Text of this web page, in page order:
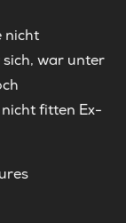
nicht
war unter
fitten Ex-